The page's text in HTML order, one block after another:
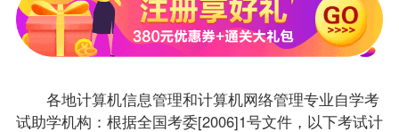
各地计算机信息管理和计算机网络管理专业自学考
试助学机构：根据全国考委[2006]1号文件，以下考试计